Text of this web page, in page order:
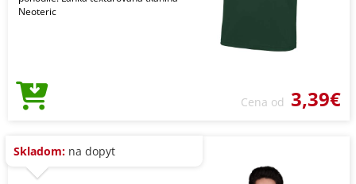
Neoteric
Cena od 3,39€
Skladom: na dopyt